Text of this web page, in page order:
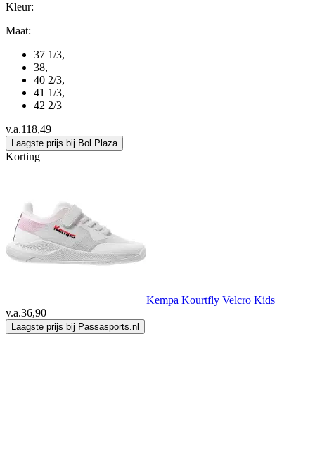
Kleur:
Maat:
37 1/3,
38,
40 2/3,
41 1/3,
42 2/3
v.a.118,49
Laagste prijs bij Bol Plaza
Korting
Kempa Kourtfly Velcro Kids
v.a.36,90
Laagste prijs bij Passasports.nl